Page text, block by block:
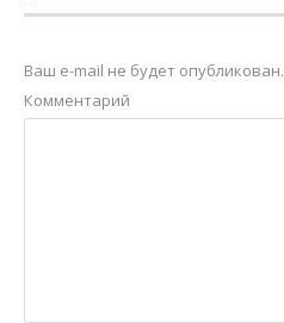
Ваш e-mail не будет опубликован.
Комментарий